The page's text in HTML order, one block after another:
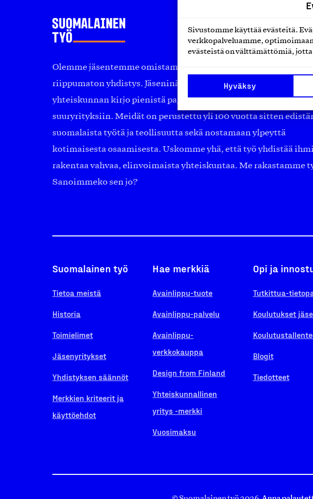
Sivustomme käyttää evästeitä.
verkkopalveluamme,
evästeistä on välttämättömiä,
Hyväksy
Olemme jäsentemme omistama puolueeton,
riippumaton yhdistys. Jäseninämme on koko suomalaisen
yhteiskunnan kirjo pienistä pajoista ja yhteisöistä
suuryrityksiin. Meidät on perustettu yli 100 vuotta sitten
suomalaista työtä ja teollisuutta sekä nostamaan ylpeyttä
kotimaisesta osaamisesta. Uskomme yhä, että työ yhdistää
rakentaa vahvaa, elinvoimaista yhteiskuntaa. Me rakastamme
Sanoimmeko sen jo?
Suomalainen työ
Tietoa meistä
Historia
Toimielimet
Jäsenyritykset
Yhdistyksen säännöt
Merkkien kriteerit ja
käyttöehdot
Hae merkkiä
Avainlippu-tuote
Avainlippu-palvelu
Avainlippu-
verkkokauppa
Design from Finland
Yhteiskunnallinen
yritys -merkki
Vuosimaksu
Opi ja
Tutkittua-
Koulutukset
Blogit
Tiedotteet